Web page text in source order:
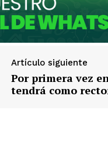
Artículo siguiente
Por primera vez
tendrá como